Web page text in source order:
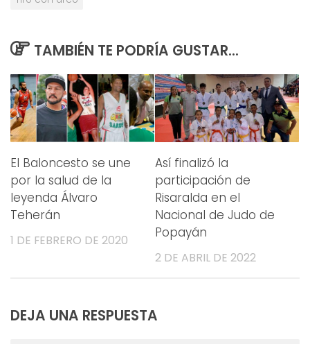
TAMBIÉN TE PODRÍA GUSTAR...
El Baloncesto se une
por la salud de la
leyenda Álvaro
Teherán
1 DE FEBRERO DE 2020
Así finalizó la
participación de
Risaralda en el
Nacional de Judo de
Popayán
2 DE ABRIL DE 2022
DEJA UNA RESPUESTA